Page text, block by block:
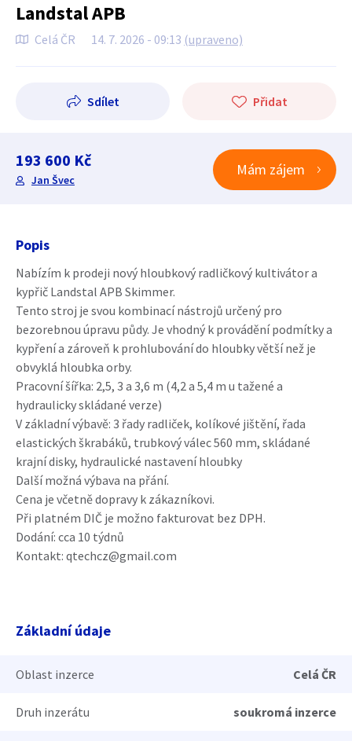
Landstal APB
Celá ČR 14. 7. 2026 - 09:13 (upraveno)
Sdílet Přidat
193 600 Kč
Jan Švec
Mám zájem
Popis
Nabízím k prodeji nový hloubkový radličkový kultivátor a
kypřič Landstal APB Skimmer.
Tento stroj je svou kombinací nástrojů určený pro
bezorebnou úpravu půdy. Je vhodný k provádění podmítky a
kypření a zároveň k prohlubování do hloubky větší než je
obvyklá hloubka orby.
Pracovní šířka: 2,5, 3 a 3,6 m (4,2 a 5,4 m u tažené a
hydraulicky skládané verze)
V základní výbavě: 3 řady radliček, kolíkové jištění, řada
elastických škrabáků, trubkový válec 560 mm, skládané
krajní disky, hydraulické nastavení hloubky
Další možná výbava na přání.
Cena je včetně dopravy k zákazníkovi.
Při platném DIČ je možno fakturovat bez DPH.
Dodání: cca 10 týdnů
Kontakt: qtechcz@gmail.com
Základní údaje
Oblast inzerce Celá ČR
Druh inzerátu soukromá inzerce